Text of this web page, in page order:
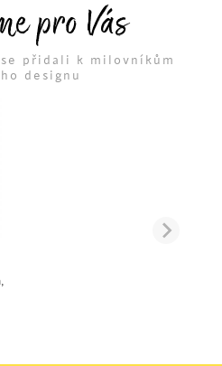
pro Vás
přidali k milovníkům
designu